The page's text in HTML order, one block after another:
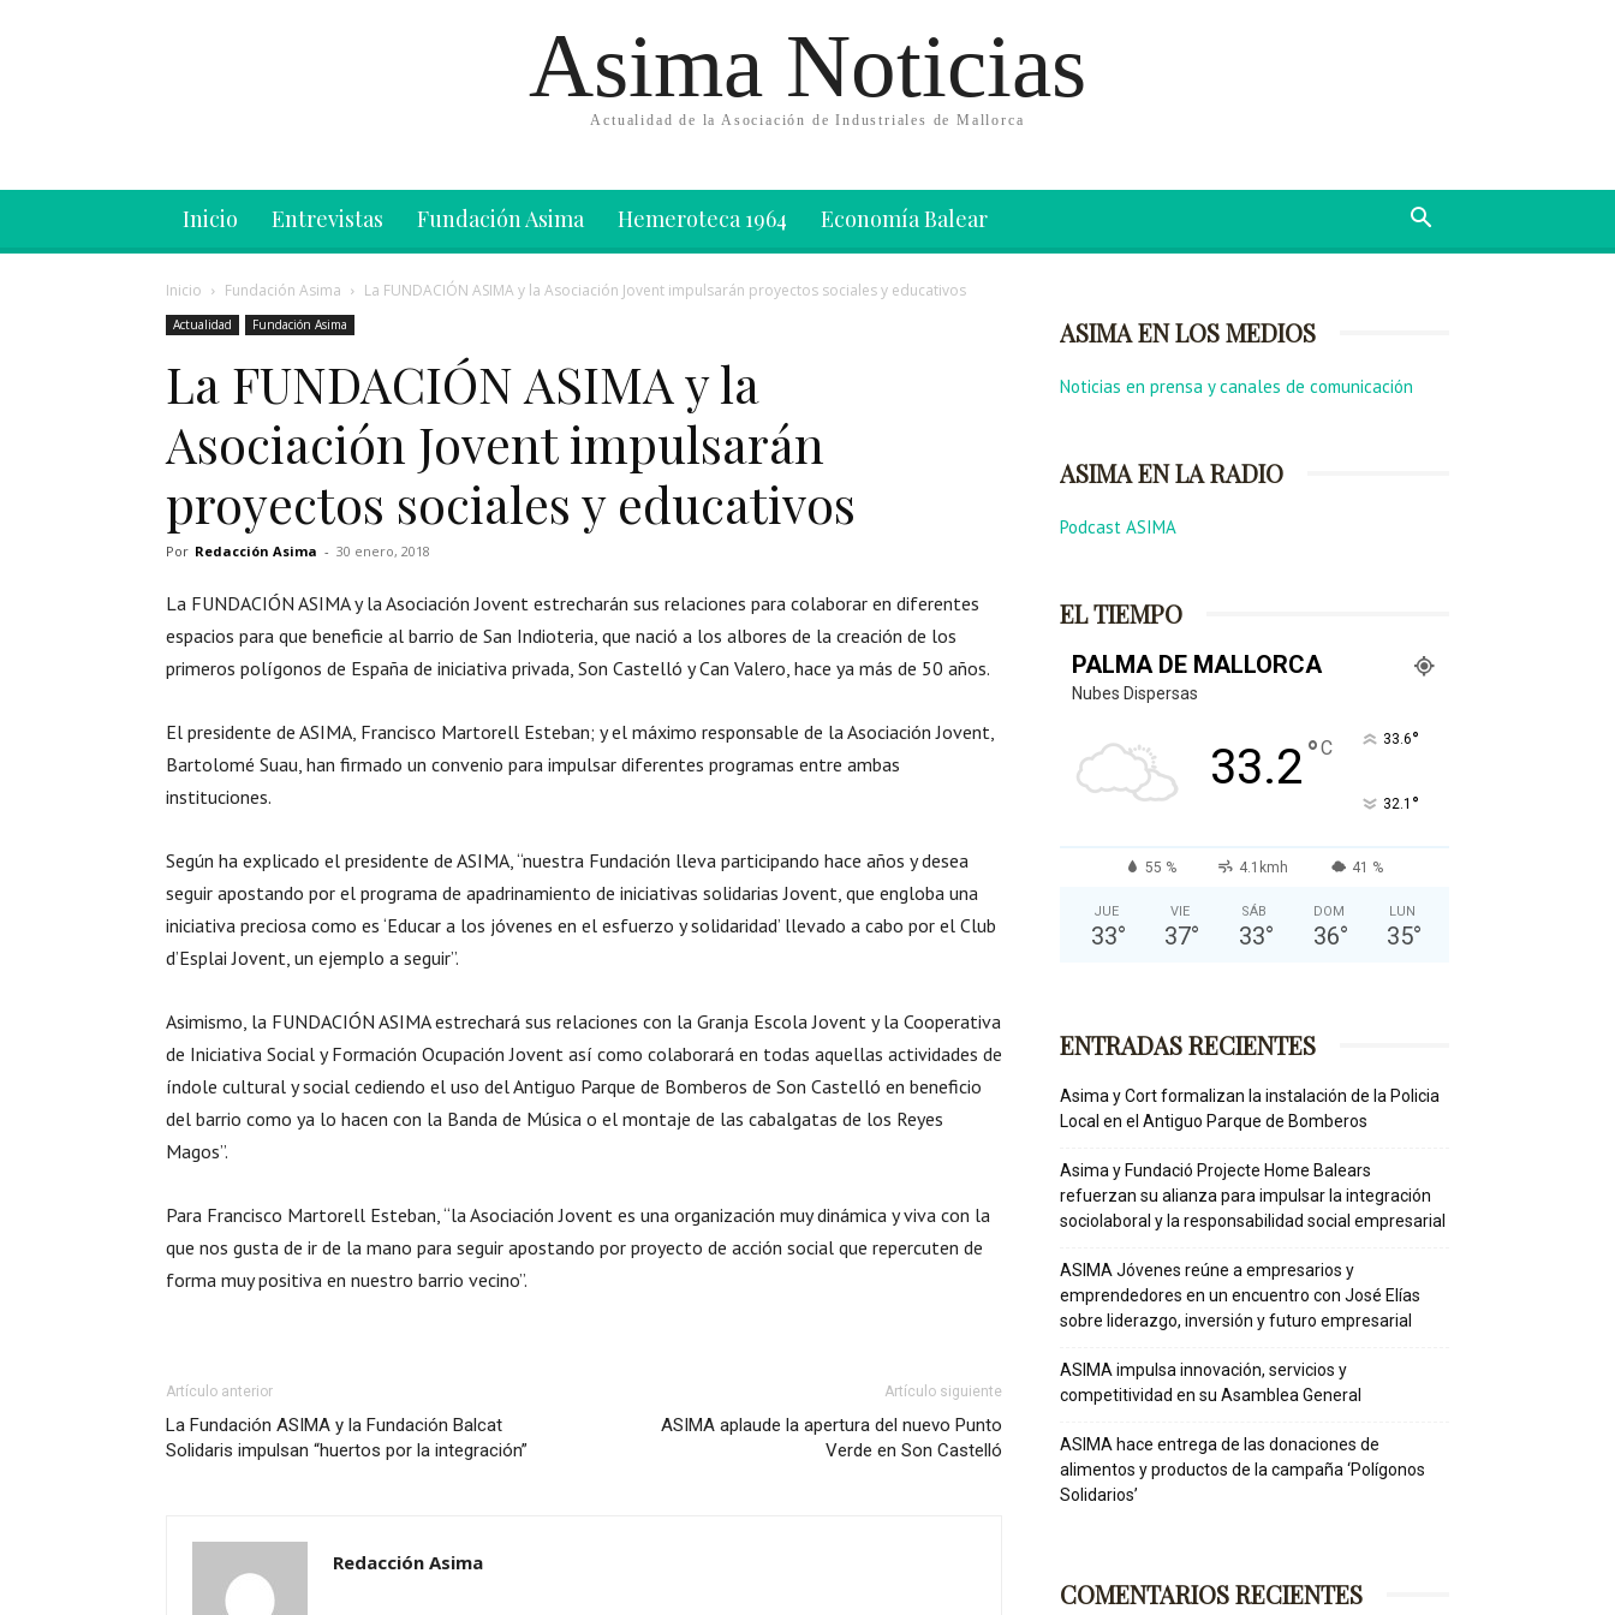
Asima Noticias
Actualidad de la Asociación de Industriales de Mallorca
Inicio Entrevistas Fundación Asima Hemeroteca 1964 Economía Balear
Inicio Fundación Asima La FUNDACIÓN ASIMA y la Asociación Jovent impulsarán proyectos sociales y educativos
Actualidad Fundación Asima
La FUNDACIÓN ASIMA y la
Asociación Jovent impulsarán
proyectos sociales y educativos
Por Redacción Asima - 30 enero, 2018
La FUNDACIÓN ASIMA y la Asociación Jovent estrecharán sus relaciones para colaborar en diferentes
espacios para que beneficie al barrio de San Indioteria, que nació a los albores de la creación de los
primeros polígonos de España de iniciativa privada, Son Castelló y Can Valero, hace ya más de 50 años.
El presidente de ASIMA, Francisco Martorell Esteban; y el máximo responsable de la Asociación Jovent,
Bartolomé Suau, han firmado un convenio para impulsar diferentes programas entre ambas
instituciones.
Según ha explicado el presidente de ASIMA, “nuestra Fundación lleva participando hace años y desea
seguir apostando por el programa de apadrinamiento de iniciativas solidarias Jovent, que engloba una
iniciativa preciosa como es ‘Educar a los jóvenes en el esfuerzo y solidaridad’ llevado a cabo por el Club
d’Esplai Jovent, un ejemplo a seguir”.
Asimismo, la FUNDACIÓN ASIMA estrechará sus relaciones con la Granja Escola Jovent y la Cooperativa
de Iniciativa Social y Formación Ocupación Jovent así como colaborará en todas aquellas actividades de
índole cultural y social cediendo el uso del Antiguo Parque de Bomberos de Son Castelló en beneficio
del barrio como ya lo hacen con la Banda de Música o el montaje de las cabalgatas de los Reyes
Magos”.
Para Francisco Martorell Esteban, “la Asociación Jovent es una organización muy dinámica y viva con la
que nos gusta de ir de la mano para seguir apostando por proyecto de acción social que repercuten de
forma muy positiva en nuestro barrio vecino”.
Artículo anterior
La Fundación ASIMA y la Fundación Balcat
Solidaris impulsan “huertos por la integración”
Artículo siguiente
ASIMA aplaude la apertura del nuevo Punto
Verde en Son Castelló
Redacción Asima
ASIMA EN LOS MEDIOS
Noticias en prensa y canales de comunicación
ASIMA EN LA RADIO
Podcast ASIMA
EL TIEMPO
PALMA DE MALLORCA
Nubes Dispersas
33.2°C 33.6°
32.1 °
55 % 4.1kmh 41 %
JUE
33°
VIE
37°
SÁB
33°
DOM
36°
LUN
35°
ENTRADAS RECIENTES
Asima y Cort formalizan la instalación de la Policia
Local en el Antiguo Parque de Bomberos
Asima y Fundació Projecte Home Balears
refuerzan su alianza para impulsar la integración
sociolaboral y la responsabilidad social empresarial
ASIMA Jóvenes reúne a empresarios y
emprendedores en un encuentro con José Elías
sobre liderazgo, inversión y futuro empresarial
ASIMA impulsa innovación, servicios y
competitividad en su Asamblea General
ASIMA hace entrega de las donaciones de
alimentos y productos de la campaña ‘Polígonos
Solidarios’
COMENTARIOS RECIENTES